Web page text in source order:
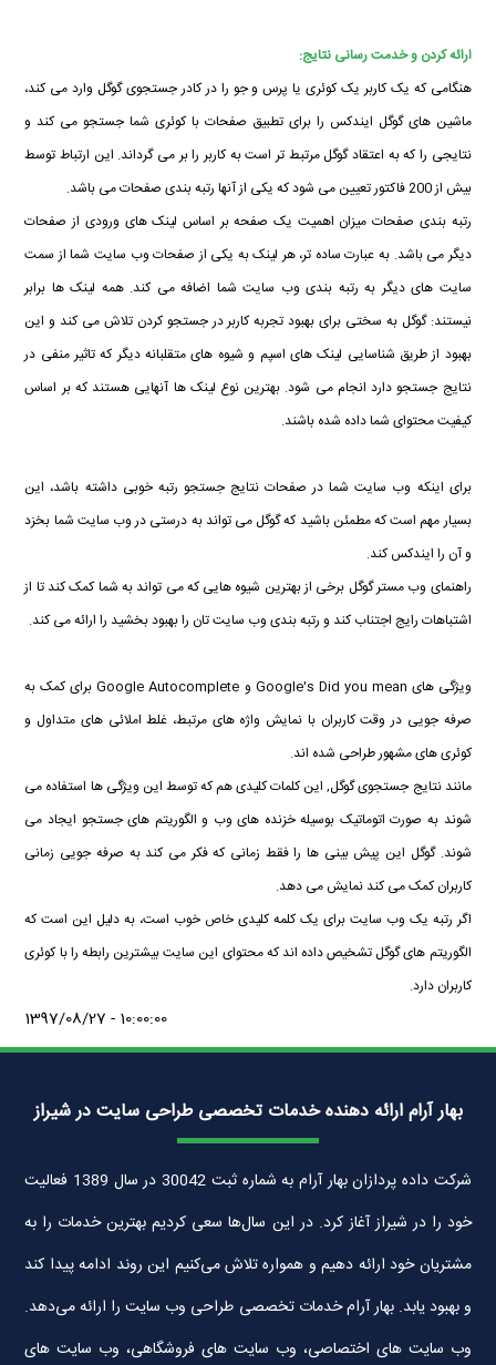
ارائه کردن و خدمت رسانی نتایج:
هنگامی که یک کاربر یک کوئری یا پرس و جو را در کادر جستجوی گوگل وارد می کند،
ماشین های گوگل ایندکس را برای تطبیق صفحات با کوئری شما جستجو می کند و
نتایجی را که به اعتقاد گوگل مرتبط تر است به کاربر را بر می گرداند. این ارتباط توسط
بیش از 200 فاکتور تعیین می شود که یکی از آنها رتبه بندی صفحات می باشد.
رتبه بندی صفحات میزان اهمیت یک صفحه بر اساس لینک های ورودی از صفحات
دیگر می باشد. به عبارت ساده تر، هر لینک به یکی از صفحات وب سایت شما از سمت
سایت های دیگر به رتبه بندی وب سایت شما اضافه می کند. همه لینک ها برابر
نیستند: گوگل به سختی برای بهبود تجربه کاربر در جستجو کردن تلاش می کند و این
بهبود از طریق شناسایی لینک های اسپم و شیوه های متقلبانه دیگر که تاثیر منفی در
نتایج جستجو دارد انجام می شود. بهترین نوع لینک ها آنهایی هستند که بر اساس
کیفیت محتوای شما داده شده باشند.
برای اینکه وب سایت شما در صفحات نتایج جستجو رتبه خوبی داشته باشد، این
بسیار مهم است که مطمئن باشید که گوگل می تواند به درستی در وب سایت شما بخزد
و آن را ایندکس کند.
راهنمای وب مستر گوگل برخی از بهترین شیوه هایی که می تواند به شما کمک کند تا از
اشتباهات رایج اجتناب کند و رتبه بندی وب سایت تان را بهبود بخشید را ارائه می کند.
ویژگی های Google's Did you mean و Google Autocomplete برای کمک به
صرفه جویی در وقت کاربران با نمایش واژه های مرتبط، غلط املائی های متداول و
کوئری های مشهور طراحی شده اند.
مانند نتایج جستجوی گوگل, این کلمات کلیدی هم که توسط این ویژگی ها استفاده می
شوند به صورت اتوماتیک بوسیله خزنده های وب و الگوریتم های جستجو ایجاد می
شوند. گوگل این پیش بینی ها را فقط زمانی که فکر می کند به صرفه جویی زمانی
کاربران کمک می کند نمایش می دهد.
اگر رتبه یک وب سایت برای یک کلمه کلیدی خاص خوب است، به دلیل این است که
الگوریتم های گوگل تشخیص داده اند که محتوای این سایت بیشترین رابطه را با کوئری
کاربران دارد.
1397/08/27 - 10:00:00
بهار آرام ارائه دهنده خدمات تخصصی طراحی سایت در شیراز
شرکت داده پردازان بهار آرام به شماره ثبت 30042 در سال 1389 فعالیت
خود را در شیراز آغاز کرد. در این سال‌ها سعی کردیم بهترین خدمات را به
مشتریان خود ارائه دهیم و همواره تلاش می‌کنیم این روند ادامه پیدا کند
و بهبود یابد. بهار آرام خدمات تخصصی طراحی وب سایت را ارائه می‌دهد.
وب سایت های اختصاصی، وب سایت های فروشگاهی، وب سایت های